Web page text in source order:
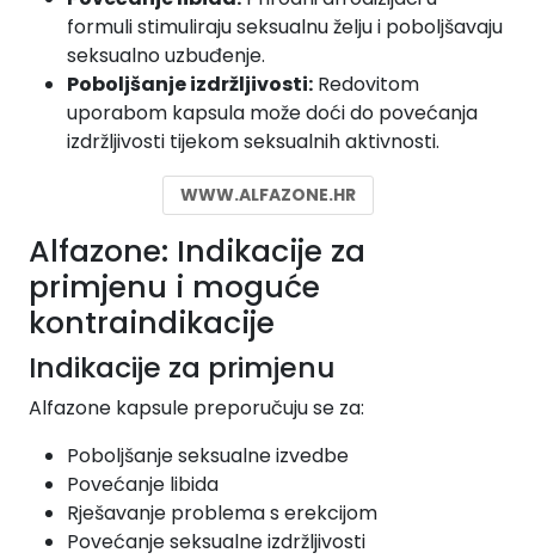
formuli stimuliraju seksualnu želju i poboljšavaju
seksualno uzbuđenje.
Poboljšanje izdržljivosti: Redovitom
uporabom kapsula može doći do povećanja
izdržljivosti tijekom seksualnih aktivnosti.
WWW.ALFAZONE.HR
Alfazone: Indikacije za
primjenu i moguće
kontraindikacije
Indikacije za primjenu
Alfazone kapsule preporučuju se za:
Poboljšanje seksualne izvedbe
Povećanje libida
Rješavanje problema s erekcijom
Povećanje seksualne izdržljivosti